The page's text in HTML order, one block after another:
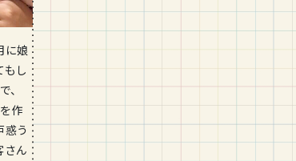
に娘
し
、
作
惑う
さん